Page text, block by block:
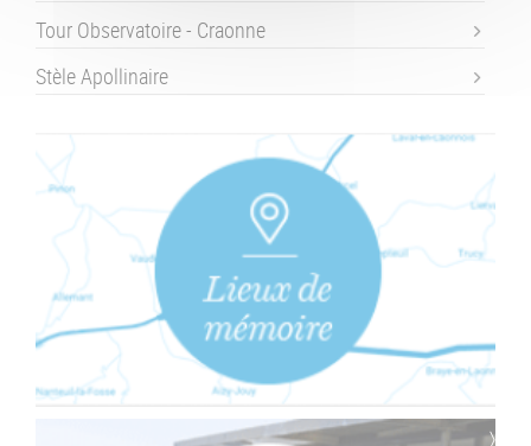
Tour Observatoire - Craonne
Stèle Apollinaire